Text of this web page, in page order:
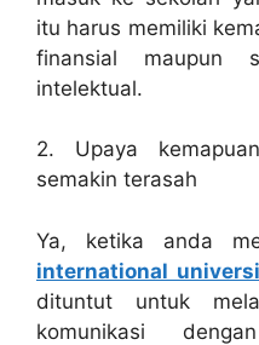
itu harus memiliki
finansial maupun
intelektual.
2. Upaya
semakin terasah
Ya, ketika anda
international
dituntut untuk
komunikasi